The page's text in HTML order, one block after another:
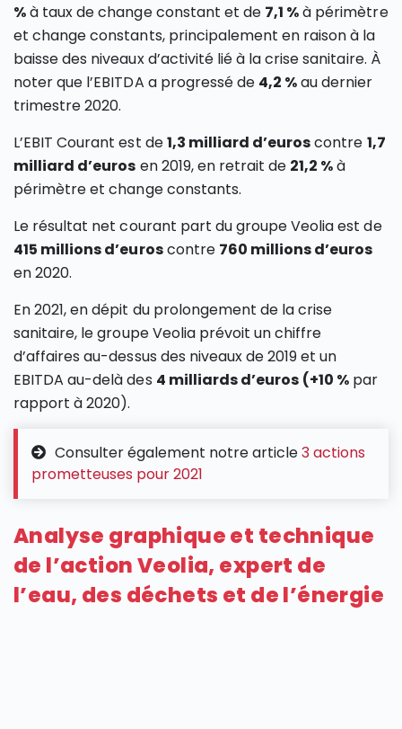
%à taux de change constant et de 7,1 %à périmètre
et change constants, principalement en raison à la
baisse des niveaux d’activité lié à la crise sanitaire. À
noter que l’EBITDA a progressé de 4,2 %au dernier
trimestre 2020.
L’EBIT Courant est de1,3 milliard d’euroscontre 1,7
milliard d’euros en 2019, en retrait de 21,2 %à
périmètre et change constants.
Le résultat net courant part du groupe Veolia est de
415 millions d’euroscontre 760 millions d’euros
en 2020.
En 2021, en dépit du prolongement de la crise
sanitaire, le groupe Veolia prévoit un chiffre
d’affaires au-dessus des niveaux de 2019 et un
EBITDA au-delà des 4 milliards d’euros (+10 % par
rapport à 2020).
Consulter également notre article3 actions
prometteuses pour 2021
Analyse graphique et technique
de l’action Veolia, expert de
l’eau, des déchets et de l’énergie